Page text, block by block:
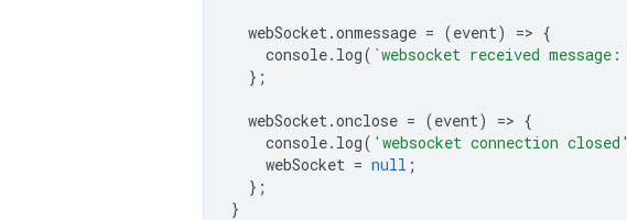
webSocket.onmessage = (event) => {
console. log( `websocket received message:
};
webSocket.onclose = (event) => {
console. log( 'websocket connection closed'
webSocket = null ;
};
}